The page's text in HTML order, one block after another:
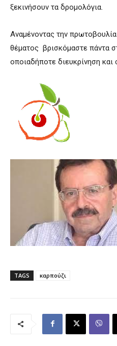
ξεκινήσουν τα δρομολόγια.
Αναμένοντας την
θέματος βρισκόμαστε πάντα
οποιαδήποτε διευκρίνηση και
TAGS καρπούζι